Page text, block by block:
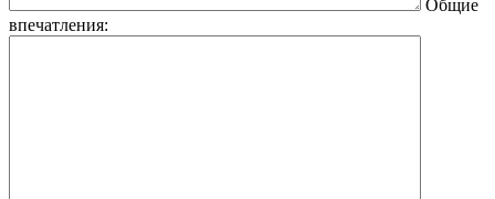
Общие
впечатления: